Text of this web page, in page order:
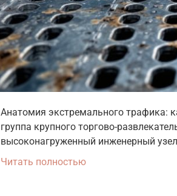
Анатомия экстремального трафика:
группа крупного торгово-
высоконагруженный инженерный
Читать полностью